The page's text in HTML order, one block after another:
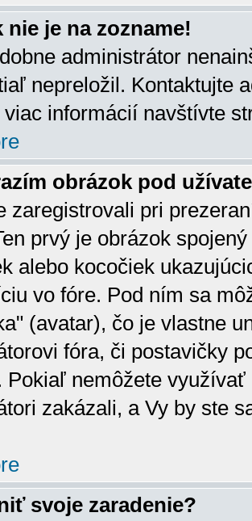
nie je na zozname!
administrátor
nepreložil. Kontaktujte
viac informácií navštívte
obrázok pod
zaregistrovali pri
prvý je obrázok
alebo kocočiek
vo fóre. Pod ním sa
(avatar), čo je vlastne
fóra, či postavičky
Pokiaľ nemôžete
zakázali, a Vy by ste
svoje zaradenie?